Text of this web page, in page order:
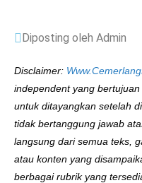
Diposting oleh Admin
Disclaimer:
independent yang
untuk ditayangkan setelah
tidak bertanggung jawab
langsung dari semua teks,
atau konten yang
berbagai rubrik yang